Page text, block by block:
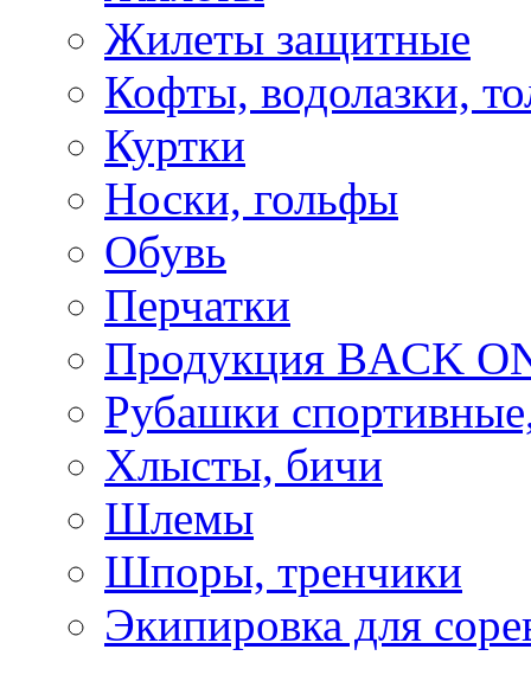
Жилеты защитные
Кофты, водолазки,
Куртки
Носки, гольфы
Обувь
Перчатки
Продукция BACK
Рубашки
Хлысты, бичи
Шлемы
Шпоры, тренчики
Экипировка для